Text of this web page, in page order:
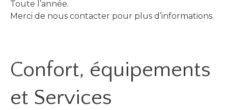
Toute l’année.
Merci de nous contacter pour plus d’informations.
Confort, équipements
et Services